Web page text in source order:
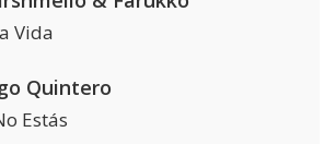
Vida
Quintero
Estás